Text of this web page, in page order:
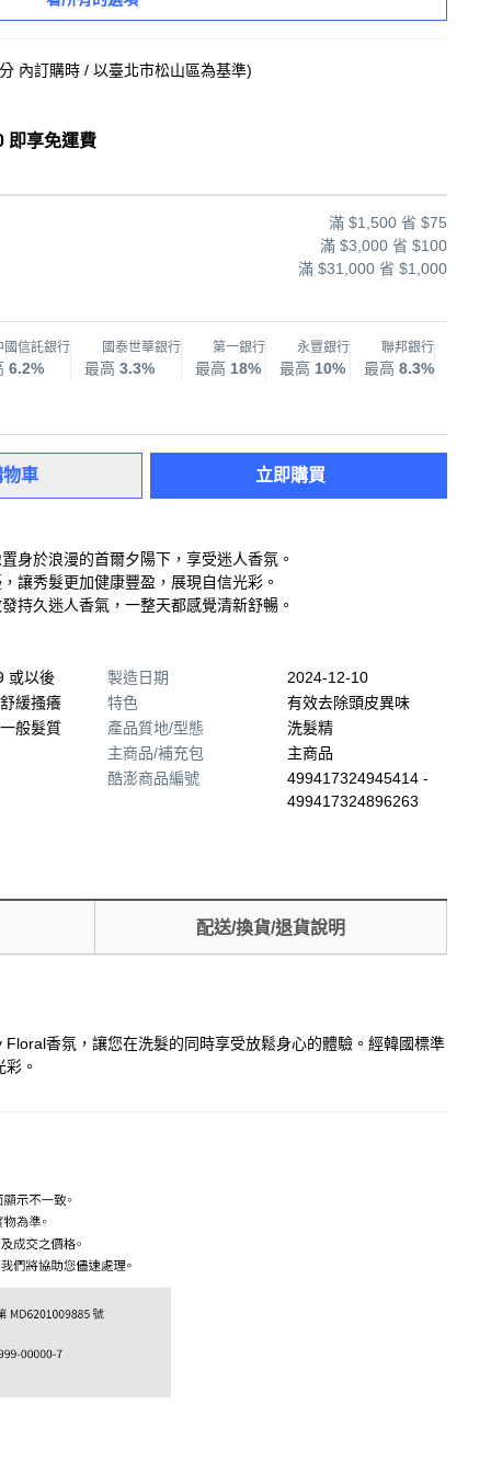
內訂購時 / 以臺北市松山區為基準)
即享免運費
滿 $1,500 省 $75
滿 $3,000 省 $100
滿 $31,000 省 $1,000
國信託銀行
6.2%
國泰世華銀行
最高 3.3%
第一銀行
最高 18%
永豐銀行
最高 10%
聯邦銀行
最高 8.3%
車 立即購買
身於浪漫的首爾夕陽下，享受迷人香氛。
讓秀髮更加健康豐盈，展現自信光彩。
持久迷人香氣，一整天都感覺清新舒暢。
或以後
緩搔癢
般髮質
製造日期
2024-12-10
特色
有效去除頭皮異味
產品質地/型態
洗髮精
主商品/補充包
主商品
酷澎商品編號
499417324945414 -
499417324896263
配送/換貨/退貨說明
香氛，讓您在洗髮的同時享受放鬆身心的體驗。經韓國標準
。